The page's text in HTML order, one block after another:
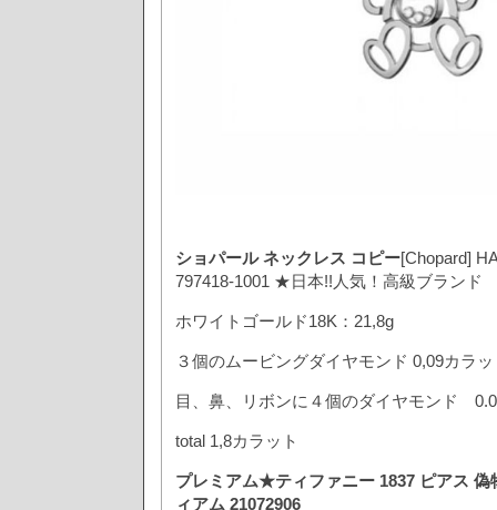
ショパール ネックレス コピー[Chopard]
797418-1001 ★日本!!人気！高級ブランド
ホワイトゴールド18K：21,8g
３個のムービングダイヤモンド 0,09カラッ
目、鼻、リボンに４個のダイヤモンド
total 1,8カラット
プレミアム★ティファニー 1837 ピアス
ィアム 21072906